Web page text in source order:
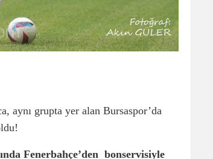
aynı grupta yer alan Bursaspor’da
Fenerbahçe’den bonservisiyle